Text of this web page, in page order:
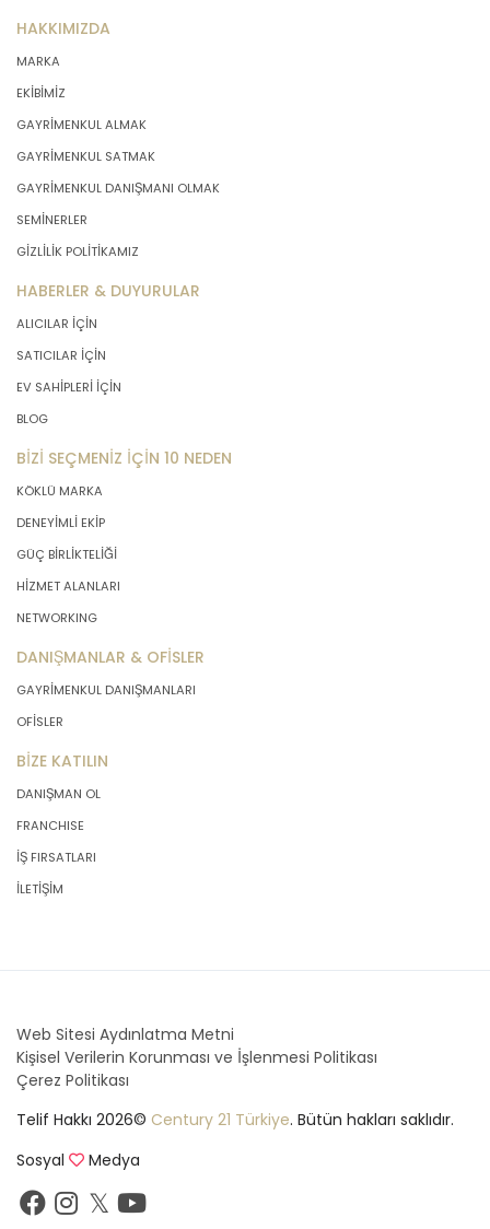
HAKKIMIZDA
MARKA
EKİBİMİZ
GAYRİMENKUL ALMAK
GAYRİMENKUL SATMAK
GAYRİMENKUL DANIŞMANI OLMAK
SEMİNERLER
GİZLİLİK POLİTİKAMIZ
HABERLER & DUYURULAR
ALICILAR İÇİN
SATICILAR İÇİN
EV SAHİPLERİ İÇİN
BLOG
BİZİ SEÇMENİZ İÇİN 10 NEDEN
KÖKLÜ MARKA
DENEYİMLİ EKİP
GÜÇ BİRLİKTELİĞİ
HİZMET ALANLARI
NETWORKING
DANIŞMANLAR & OFİSLER
GAYRİMENKUL DANIŞMANLARI
OFİSLER
BİZE KATILIN
DANIŞMAN OL
FRANCHISE
İŞ FIRSATLARI
İLETİŞİM
Web Sitesi Aydınlatma Metni
Kişisel Verilerin Korunması ve İşlenmesi Politikası
Çerez Politikası
Telif Hakkı 2026© Century 21 Türkiye. Bütün hakları saklıdır.
Sosyal
Medya